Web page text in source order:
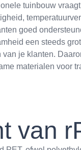
tuinbouw
goed
een steeds
je klanten.
materialen voor
van